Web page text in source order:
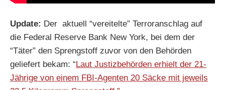
Update: Der aktuell “vereitelte” Terroranschlag auf
die Federal Reserve Bank New York, bei dem der
“Täter” den Sprengstoff zuvor von den Behörden
geliefert bekam: “Laut Justizbehörden erhielt der 21-
Jährige von einem FBI-Agenten 20 Säcke mit jeweils